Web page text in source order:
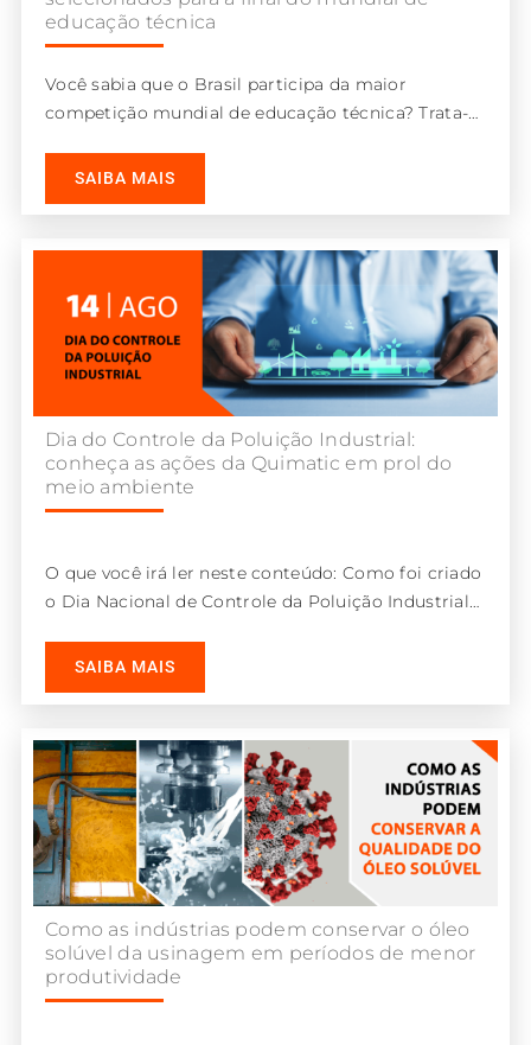
educação técnica
Você sabia que o Brasil participa da maior
competição mundial de educação técnica? Trata-
SAIBA MAIS
Dia do Controle da Poluição Industrial:
conheça as ações da Quimatic em prol do
meio ambiente
O que você irá ler neste conteúdo: Como foi criado
o Dia Nacional de Controle da Poluição Industrial
SAIBA MAIS
Como as indústrias podem conservar o óleo
solúvel da usinagem em períodos de menor
produtividade